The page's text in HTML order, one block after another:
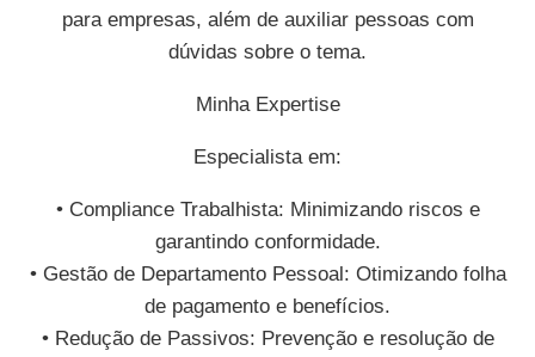
para empresas, além de auxiliar pessoas com
dúvidas sobre o tema.
Minha Expertise
Especialista em:
• Compliance Trabalhista: Minimizando riscos e
garantindo conformidade.
• Gestão de Departamento Pessoal: Otimizando folha
de pagamento e benefícios.
• Redução de Passivos: Prevenção e resolução de